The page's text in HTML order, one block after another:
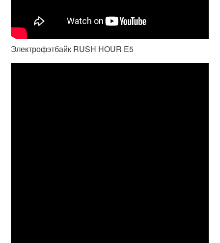
Электрофэтбайк RUSH HOUR E5